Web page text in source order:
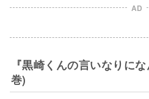
AD
『黒崎くんの言いなりに
巻)